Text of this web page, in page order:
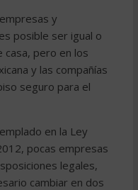
y
posible ser igual o
pero en los
y las compañías
seguro para el
en la Ley
pocas empresas
legales,
cambiar en dos